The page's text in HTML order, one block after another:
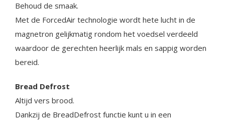
Behoud de smaak.
Met de ForcedAir technologie wordt hete lucht in de
magnetron gelijkmatig rondom het voedsel verdeeld
waardoor de gerechten heerlijk mals en sappig worden
bereid.
Bread Defrost
Altijd vers brood.
Dankzij de BreadDefrost functie kunt u in een